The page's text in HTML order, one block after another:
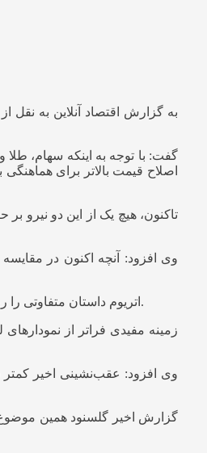
اصلاح قیمت بالاتر برای
تاکنون، هیچ یک از این دو
اتریوم داستان متفاوتی را روایت می‌کند؛ در حالی که در بازه‌های هفتگی و ماهانه‌اش، عملکرد بهتری نسبت به بیت‌کوین داشته، داده‌های معاملات آتی نشان می‌دهد که موقعیت‌یابی کاهش یافته است.
گزارش اخیر گلسنود همین